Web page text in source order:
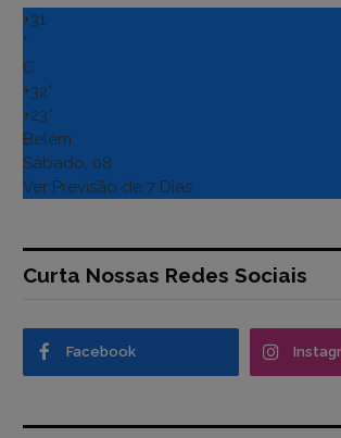
+31
°
C
+32°
+23°
Belém
Sábado, 08
Ver Previsão de 7 Dias
Curta Nossas Redes Sociais
Facebook